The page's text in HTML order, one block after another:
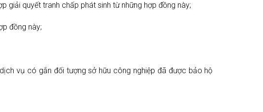
giải quyết tranh chấp phát sinh từ những hợp đồng này;
đồng này;
vụ có gắn đối tượng sở hữu công nghiệp đã được bảo hộ